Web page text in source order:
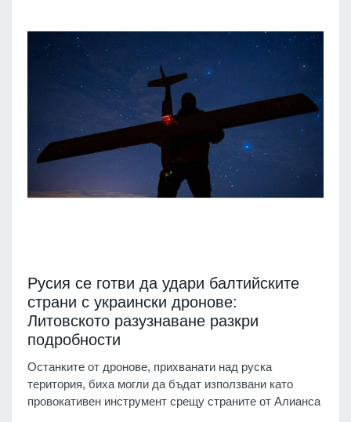
Русия се готви да удари балтийските
страни с украински дронове:
Литовското разузнаване разкри
подробности
Останките от дронове, прихванати над руска
територия, биха могли да бъдат използвани като
провокативен инструмент срещу страните от Алианса